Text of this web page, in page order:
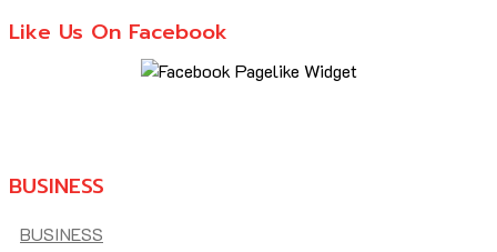
Like Us On Facebook
BUSINESS
BUSINESS